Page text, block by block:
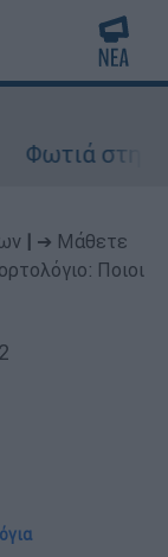
Φωτιά στη
➔ Μάθετε
Ποιοι